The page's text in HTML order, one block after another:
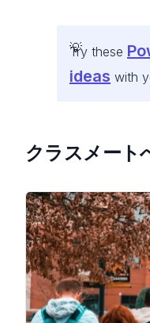
Try these
ideas with
クラスメート